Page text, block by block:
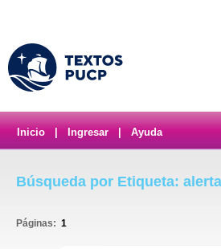
Inicio Ingresar Ayuda
Búsqueda por Etiqueta:
Páginas: 1